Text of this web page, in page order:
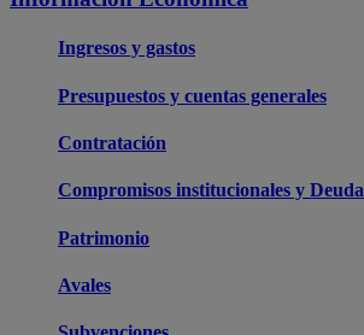
Ingresos y gastos
Presupuestos y cuentas generales
Contratación
Compromisos institucionales y Deuda
Patrimonio
Avales